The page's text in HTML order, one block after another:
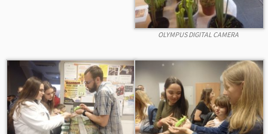
OLYMPUS DIGITAL CAMERA